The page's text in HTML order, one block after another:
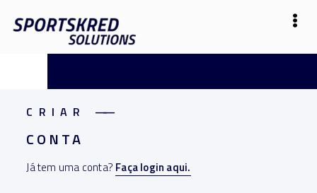
CRIAR ——
CONTA
Já tem uma conta? Faça login aqui.